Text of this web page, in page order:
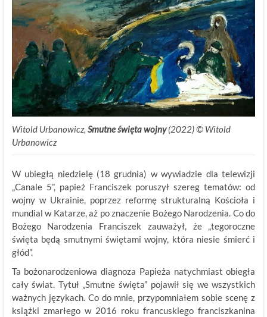
Witold Urbanowicz, Smutne święta wojny(2022) © Witold
Urbanowicz
W ubiegłą niedzielę (18 grudnia) w wywiadzie dla telewizji
„Canale 5”, papież Franciszek poruszył szereg tematów: od
wojny w Ukrainie, poprzez reformę strukturalną Kościoła i
mundial w Katarze, aż po znaczenie Bożego Narodzenia. Co do
Bożego Narodzenia Franciszek zauważył, że „tegoroczne
święta będą smutnymi świętami wojny, która niesie śmierć i
głód”.
Ta bożonarodzeniowa diagnoza Papieża natychmiast obiegła
cały świat. Tytuł „Smutne święta” pojawił się we wszystkich
ważnych językach. Co do mnie, przypomniałem sobie scenę z
książki zmarłego w 2016 roku francuskiego franciszkanina